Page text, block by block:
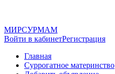
МИРСУРМАМ
Войти в кабинетРегистрация
Главная
Суррогатное материнство